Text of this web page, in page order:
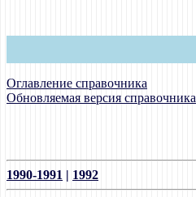
Оглавление справочника
Обновляемая версия справочника
1990-1991 | 1992